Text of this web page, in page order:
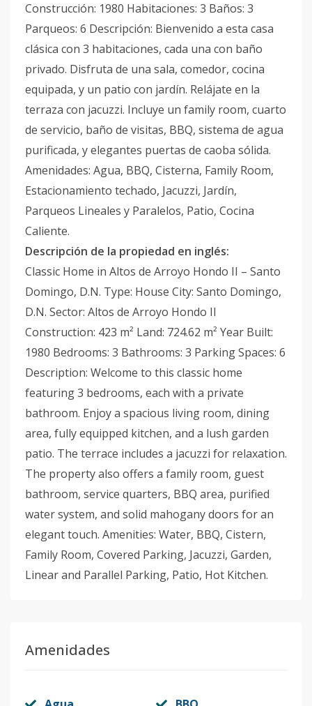
Construcción: 1980 Habitaciones: 3 Baños: 3
Parqueos: 6 Descripción: Bienvenido a esta casa
clásica con 3 habitaciones, cada una con baño
privado. Disfruta de una sala, comedor, cocina
equipada, y un patio con jardín. Relájate en la
terraza con jacuzzi. Incluye un family room, cuarto
de servicio, baño de visitas, BBQ, sistema de agua
purificada, y elegantes puertas de caoba sólida.
Amenidades: Agua, BBQ, Cisterna, Family Room,
Estacionamiento techado, Jacuzzi, Jardín,
Parqueos Lineales y Paralelos, Patio, Cocina
Caliente.
Descripción de la propiedad en inglés:
Classic Home in Altos de Arroyo Hondo II – Santo
Domingo, D.N. Type: House City: Santo Domingo,
D.N. Sector: Altos de Arroyo Hondo II
Construction: 423 m² Land: 724.62 m² Year Built:
1980 Bedrooms: 3 Bathrooms: 3 Parking Spaces: 6
Description: Welcome to this classic home
featuring 3 bedrooms, each with a private
bathroom. Enjoy a spacious living room, dining
area, fully equipped kitchen, and a lush garden
patio. The terrace includes a jacuzzi for relaxation.
The property also offers a family room, guest
bathroom, service quarters, BBQ area, purified
water system, and solid mahogany doors for an
elegant touch. Amenities: Water, BBQ, Cistern,
Family Room, Covered Parking, Jacuzzi, Garden,
Linear and Parallel Parking, Patio, Hot Kitchen.
Amenidades